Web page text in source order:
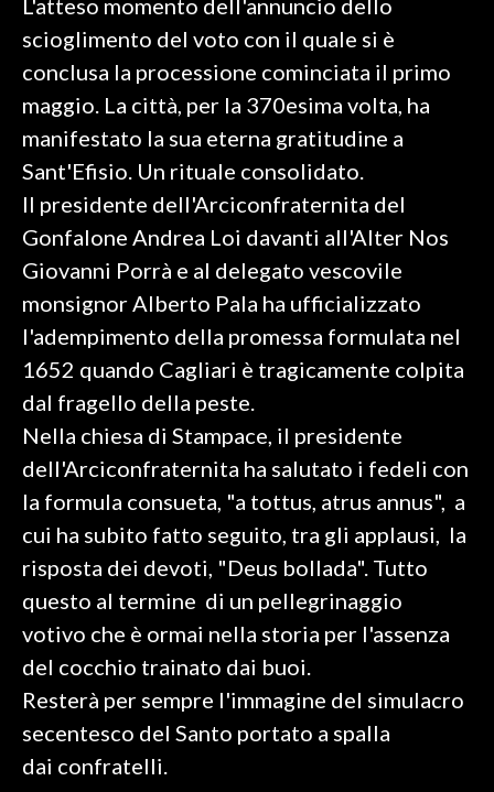
TENNIS
ALTRI SPORT
CULTURA
SPETTACOLI
GOSSIP
SARDEGNA TURISMO
SARDI NEL MONDO
NOTIZIE
EVENTI
#CARAUNIONE
3 MINUTI CON
INFO AZIENDE
ABBONATI
ANNUNCI
NECROLOGI
PUBBLICITÀ
L'atteso momento dell'annuncio dello
scioglimento del voto con il quale si è
conclusa la processione cominciata il primo
maggio. La città, per la 370esima volta, ha
manifestato la sua eterna gratitudine a
Sant'Efisio. Un rituale consolidato.
Il presidente dell'Arciconfraternita del
Gonfalone Andrea Loi davanti all'Alter Nos
Giovanni Porrà e al delegato vescovile
monsignor Alberto Pala ha ufficializzato
l'adempimento della promessa formulata nel
1652 quando Cagliari è tragicamente colpita
dal fragello della peste.
Nella chiesa di Stampace, il presidente
dell'Arciconfraternita ha salutato i fedeli con
la formula consueta, "a tottus, atrus annus", a
cui ha subito fatto seguito, tra gli applausi, la
risposta dei devoti, "Deus bollada". Tutto
questo al termine di un pellegrinaggio
votivo che è ormai nella storia per l'assenza
del cocchio trainato dai buoi.
Resterà per sempre l'immagine del simulacro
secentesco del Santo portato a spalla
dai confratelli.